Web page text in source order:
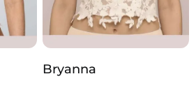
Bryanna